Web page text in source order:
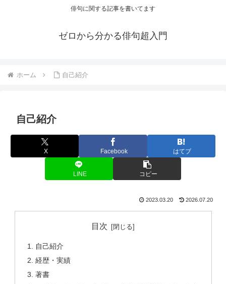
俳句に関する記事を書いてます
ゼロから分かる俳句超入門
ホーム 自己紹介
自己紹介
X Facebook はてブ
LINE コピー
2023.03.20 2026.07.20
目次
自己紹介
経歴・実績
著書